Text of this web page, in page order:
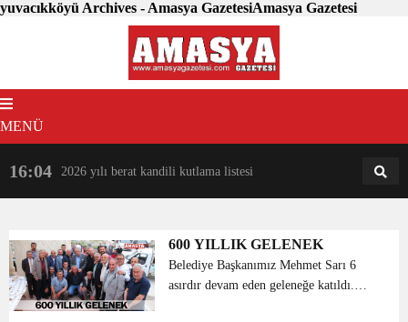
yuvacıkköyü Archives - Amasya GazetesiAmasya Gazetesi
MENÜ
16:04 2026 yılı berat kandili kutlama listesi 18:31
600 YILLIK GELENEK
Belediye Başkanımız Mehmet Sarı 6
asırdır devam eden geleneğe katıldı.